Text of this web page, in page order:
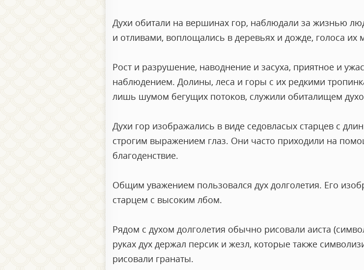
Духи обитали на вершинах гор, наблюдали за жизнью
и отливами, воплощались в деревьях и дожде, голоса
Рост и разрушение, наводнение и засуха, приятное и
наблюдением. Долины, леса и горы с их редкими
лишь шумом бегущих потоков, служили обиталищем
Духи гор изображались в виде седовласых старцев с
строгим выражением глаз. Они часто приходили на
благоденствие.
Общим уважением пользовался дух долголетия. Его
старцем с высоким лбом.
Рядом с духом долголетия обычно рисовали аиста
руках дух держал персик и жезл, которые также
рисовали гранаты.